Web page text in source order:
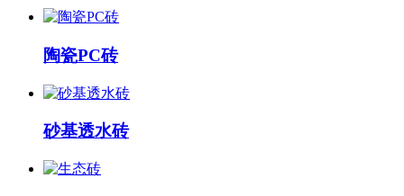
陶瓷PC砖
砂基透水砖